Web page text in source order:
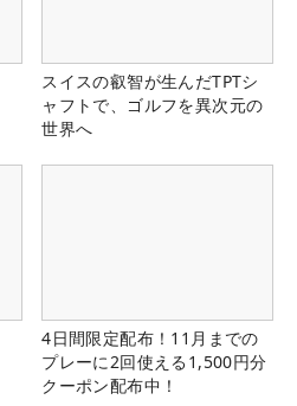
スイスの叡智が生んだTPTシ
ャフトで、ゴルフを異次元の
世界へ
4日間限定配布！11月までの
プレーに2回使える1,500円分
クーポン配布中！